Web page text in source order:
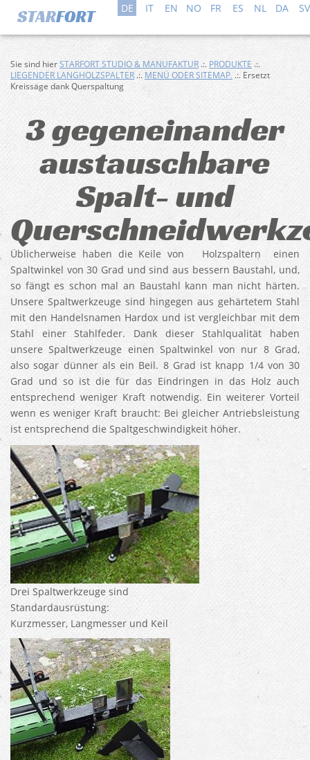
DE IT EN NO FR ES NL DA SV
Sie sind hierSTARFORT STUDIO & MANUFAKTUR .:. PRODUKTE .:.
LIEGENDER LANGHOLZSPALTER .:. MENÜ ODER SITEMAP. .:. Ersetzt
Kreissäge dank Querspaltung
3 gegeneinander
austauschbare
Spalt- und
Üblicherweise haben die Keile von Holzspaltern einen
Spaltwinkel von 30 Grad und sind aus bessern Baustahl, und,
so fängt es schon mal an Baustahl kann man nicht härten.
Unsere Spaltwerkzeuge sind hingegen aus gehärtetem Stahl
mit den Handelsnamen Hardox und ist vergleichbar mit dem
Stahl einer Stahlfeder. Dank dieser Stahlqualität haben
unsere Spaltwerkzeuge einen Spaltwinkel von nur 8 Grad,
also sogar dünner als ein Beil. 8 Grad ist knapp 1/4 von 30
Grad und so ist die für das Eindringen in das Holz auch
entsprechend weniger Kraft notwendig. Ein weiterer Vorteil
wenn es weniger Kraft braucht: Bei gleicher Antriebsleistung
ist entsprechend die Spaltgeschwindigkeit höher.
Drei Spaltwerkzeuge sind
Standardausrüstung:
Kurzmesser, Langmesser und Keil